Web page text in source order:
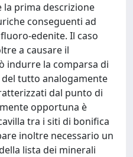
la prima descrizione
conseguenti ad
edenite. Il caso
a causare il
indurre la comparsa di
tutto analogamente
dal punto di
opportuna è
tra i siti di bonifica
inoltre necessario un
lista dei minerali